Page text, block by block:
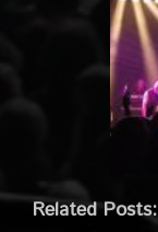
Related Posts: